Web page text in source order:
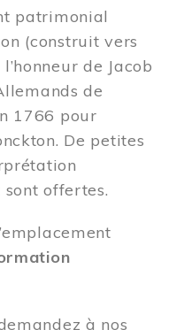
patrimonial
(construit vers
de Jacob
de
1766 pour
De petites
offertes.
à nos